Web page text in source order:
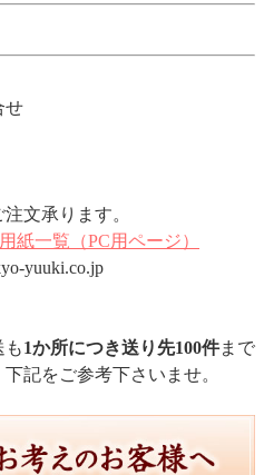
せ
文承ります。
紙一覧（PC用ページ）
yuuki.co.jp
も1か所につき送り先100件まで
記をご参考下さいませ。